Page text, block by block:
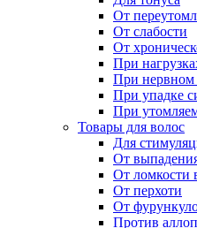
От
От слабости
От
При
При нервном
При упадке
При
Товары для волос
Для
От
От ломкости
От перхоти
От
Против